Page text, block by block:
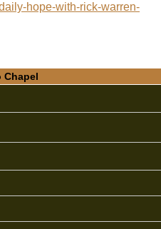
hope-with-rick-warren-
Chapel